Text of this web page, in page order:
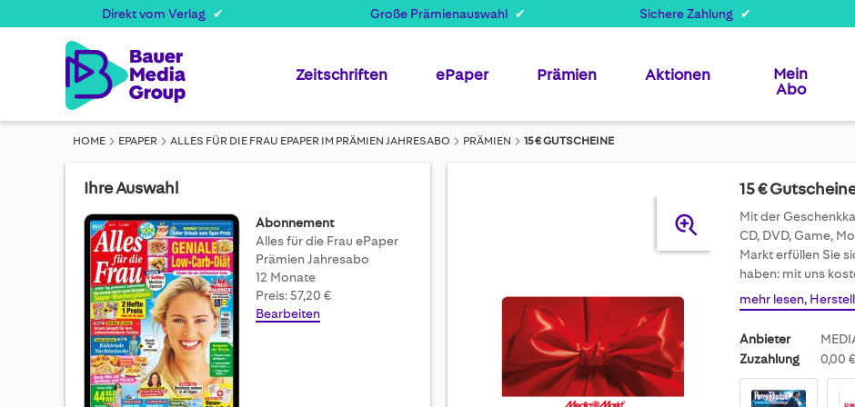
Direkt vom Verlag Große Prämienauswahl Sichere Zahlung
Zeitschriften ePaper Prämien Aktionen
Mein
Abo
HOME EPAPER ALLES FÜR DIE FRAU EPAPER IM PRÄMIEN JAHRESABO PRÄMIEN 15 € GUTSCHEINE
Ihre Auswahl
Abonnement
Alles für die Frau ePaper
Prämien Jahresabo
12 Monate
Preis: 57,20 €
Bearbeiten
gallery
15 €
Mit der
CD, DVD, Game,
Markt erfüllen Sie
haben: mit uns
mehr lesen,
Anbieter
Zuzahlung
0,00 €